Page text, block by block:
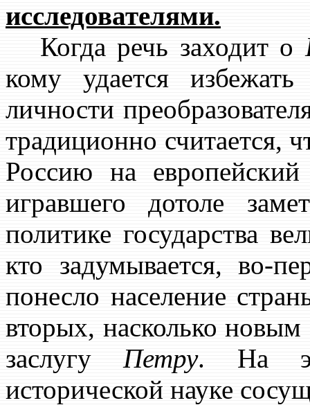
исследователями.
Когда речь заходит о
кому удается
личности
традиционно считается,
Россию на
игравшего дотоле
политике государства
кто задумывается, во-
понесло население
вторых, насколько
заслугуПетру. На
исторической науке